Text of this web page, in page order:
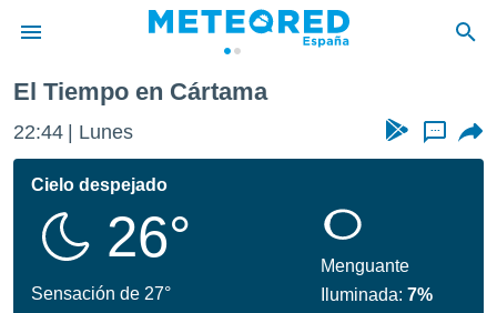
de
por
se
calidad.
a este
las
El Tiempo en Cártama
22:44 Lunes ...
Cielo despejado
26°
Sensación de 27°
Menguante
Iluminada:7%